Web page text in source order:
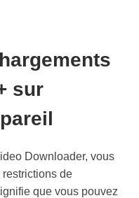
sur
Downloader, vous
de
que vous pouvez